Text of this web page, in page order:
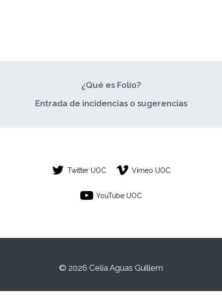
¿Qué es Folio?
Entrada de incidencias o sugerencias
Twitter UOC Vimeo UOC
YouTube UOC
© 2026 Celia Aguas Guillem